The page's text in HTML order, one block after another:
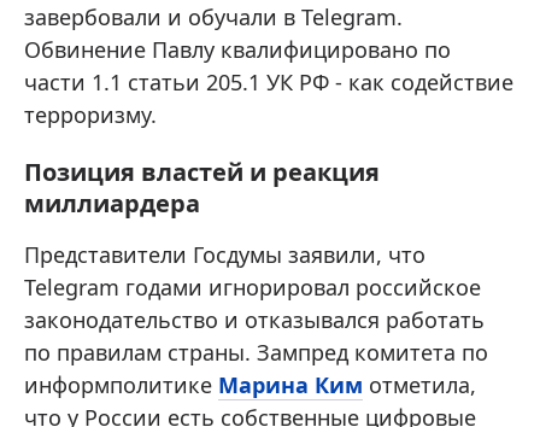
завербовали и обучали в Telegram.
Обвинение Павлу квалифицировано по
части 1.1 статьи 205.1 УК РФ - как содействие
терроризму.
Позиция властей и реакция
миллиардера
Представители Госдумы заявили, что
Telegram годами игнорировал российское
законодательство и отказывался работать
по правилам страны. Зампред комитета по
информполитике Марина Ким отметила,
что у России есть собственные цифровые